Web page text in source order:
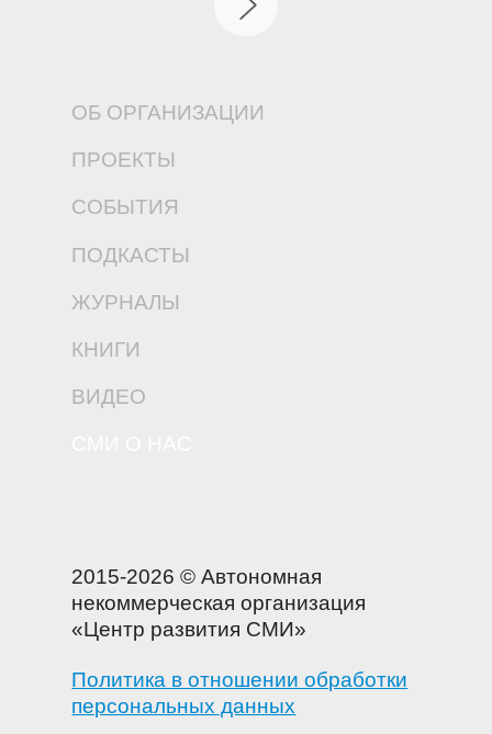
ОБ ОРГАНИЗАЦИИ
ПРОЕКТЫ
СОБЫТИЯ
ПОДКАСТЫ
ЖУРНАЛЫ
КНИГИ
ВИДЕО
2015-2026 © Автономная
некоммерческая организация
«Центр развития СМИ»
Политика в отношении обработки
персональных данных